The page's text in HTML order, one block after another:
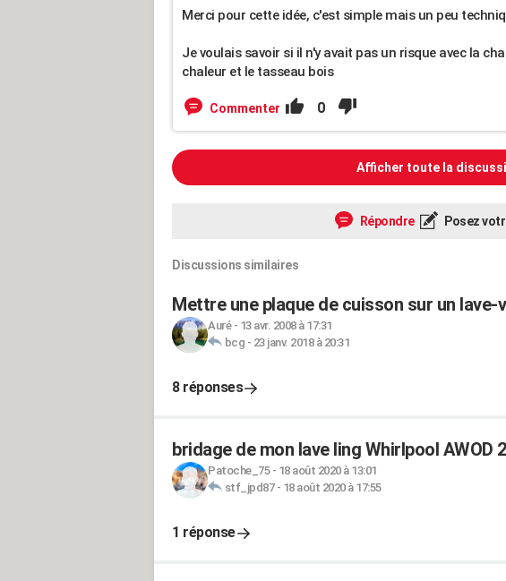
Merci pour cette idée, c'est simple mais un peu
Je voulais savoir si il n'y avait pas un risque avec la
chaleur et le tasseau bois
Commenter 0
Afficher toute la
Répondre Posez
Discussions similaires
Mettre une plaque de cuisson sur un lave-
Auré- 13 avr. 2008 à 17:31
bcg - 23 janv. 2018 à 20:31
8 réponses
bridage de mon lave ling Whirlpool AWOD
Patoche_75- 18 août 2020 à 13:01
stf_jpd87- 18 août 2020 à 17:55
1 réponse